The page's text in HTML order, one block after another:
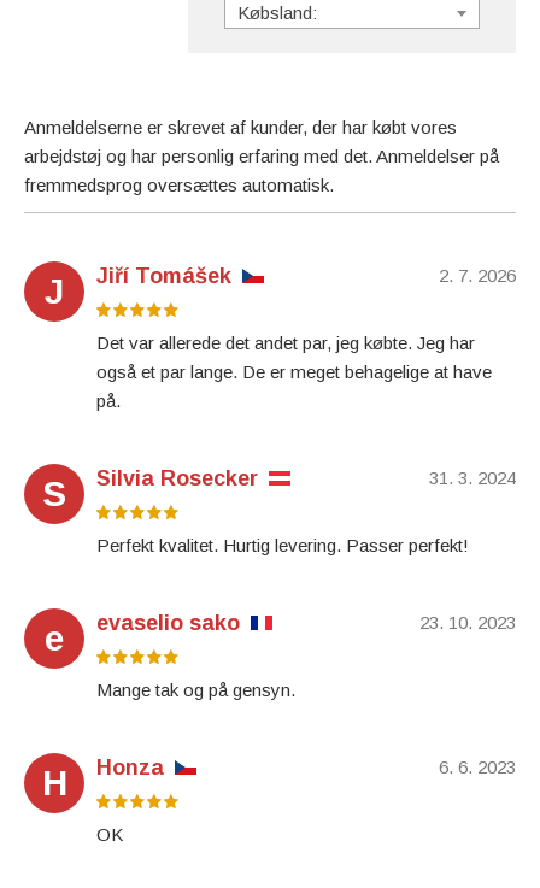
Købsland:
Anmeldelserne er skrevet af kunder, der har købt vores
arbejdstøj og har personlig erfaring med det. Anmeldelser på
fremmedsprog oversættes automatisk.
J 2. 7. 2026
Jiří Tomášek
Det var allerede det andet par, jeg købte. Jeg har
også et par lange. De er meget behagelige at have
på.
S 31. 3. 2024
Silvia Rosecker
Perfekt kvalitet. Hurtig levering. Passer perfekt!
e 23. 10. 2023
evaselio sako
Mange tak og på gensyn.
H 6. 6. 2023
Honza
OK